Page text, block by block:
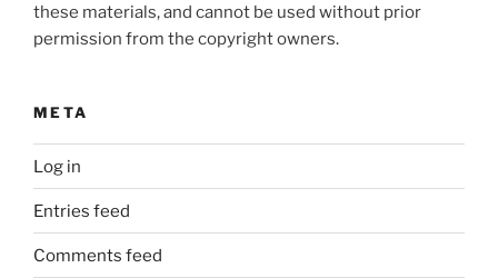
these materials, and cannot be used without prior
permission from the copyright owners.
META
Log in
Entries feed
Comments feed